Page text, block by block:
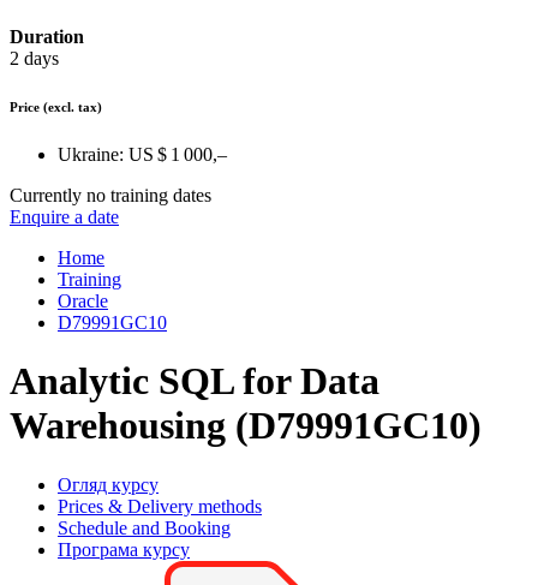
Duration
2 days
Price (excl. tax)
Ukraine: US $ 1 000,–
Currently no training dates
Enquire a date
Home
Training
Oracle
D79991GC10
Analytic SQL for Data
Warehousing (D79991GC10)
Огляд курсу
Prices & Delivery methods
Schedule and Booking
Програма курсу